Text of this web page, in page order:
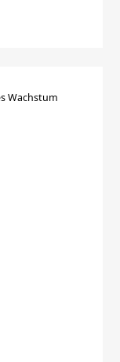
Wachstum